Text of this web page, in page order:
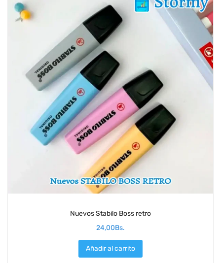
Nuevos Stabilo Boss retro
24,00Bs.
Añadir al carrito